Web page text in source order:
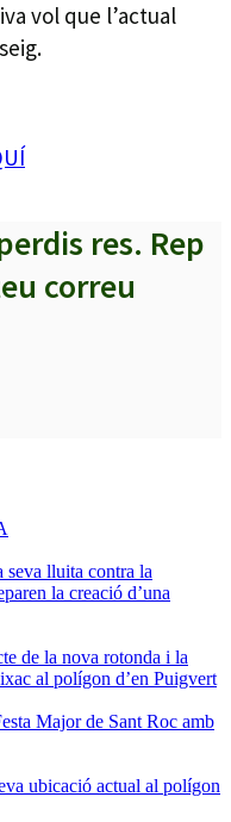
vol que l’actual
res. Rep
correu
seva lluita contra la
la creació d’una
de la nova rotonda i la
al polígon d’en Puigvert
Major de Sant Roc amb
ubicació actual al polígon